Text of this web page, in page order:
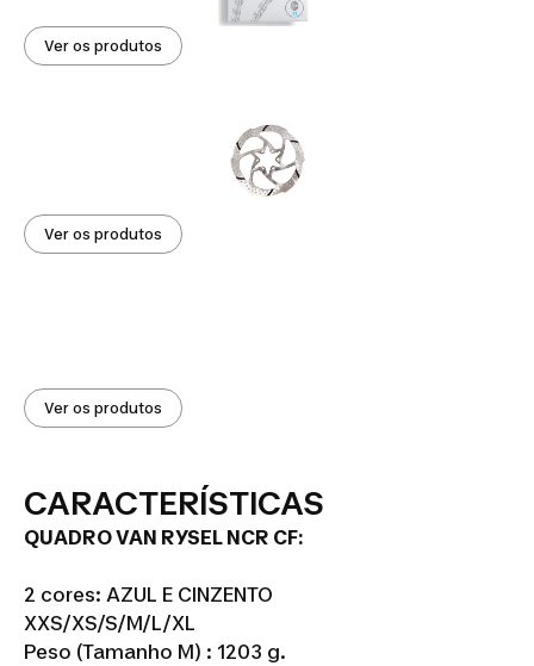
Ver os produtos
Ver os produtos
Ver os produtos
CARACTERÍSTICAS
QUADRO VAN RYSEL NCR CF:
2 cores: AZUL E CINZENTO
XXS/XS/S/M/L/XL
Peso (Tamanho M) : 1203 g.